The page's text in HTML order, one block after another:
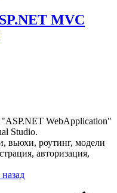
MVC
WebApplication"
Studio.
вьюхи, роутинг, модели
авторизация,
назад